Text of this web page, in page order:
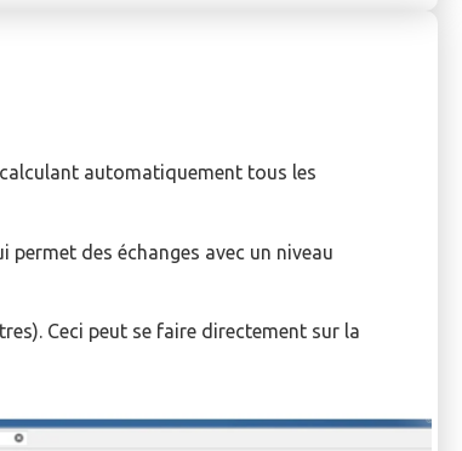
automatiquement tous les
des échanges avec un niveau
Ceci peut se faire directement sur la